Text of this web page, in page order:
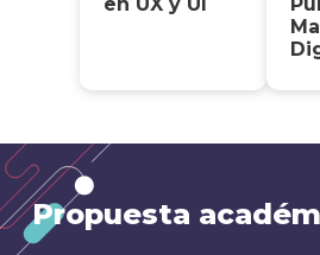
Propuesta